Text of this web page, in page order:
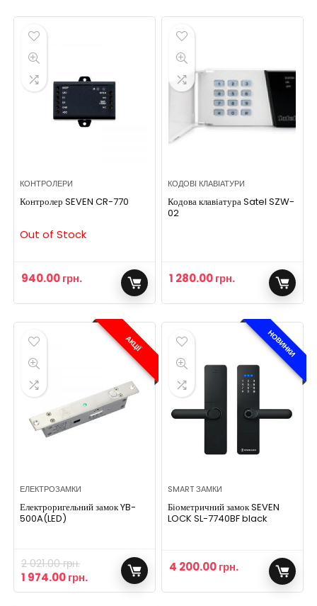
КОНТРОЛЕРИ
Контролер SEVEN CR-770
Out of Stock
940.00грн.
КОДОВІ КЛАВІАТУРИ
Кодова клавіатура Satel SZW-
02
1 280.00грн.
АКЦІЇ
ЕЛЕКТРОЗАМКИ
Електроригельний замок YB-
500A(LED)
2 021.00грн.
1 974.00грн.
НОВИНКИ
SMART ЗАМКИ
Біометричний замок SEVEN
LOCK SL-7740BF black
4 200.00грн.